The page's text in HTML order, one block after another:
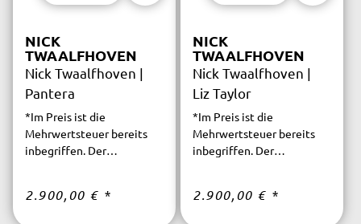
NICK
TWAALFHOVEN
Nick Twaalfhoven |
Pantera
*Im Preis ist die
Mehrwertsteuer bereits
inbegriffen. Der
kostenfrei.
2.900,00 € *
NICK
TWAALFHOVEN
Nick Twaalfhoven |
Liz Taylor
*Im Preis ist die
Mehrwertsteuer bereits
inbegriffen. Der
kostenfrei.
2.900,00 € *